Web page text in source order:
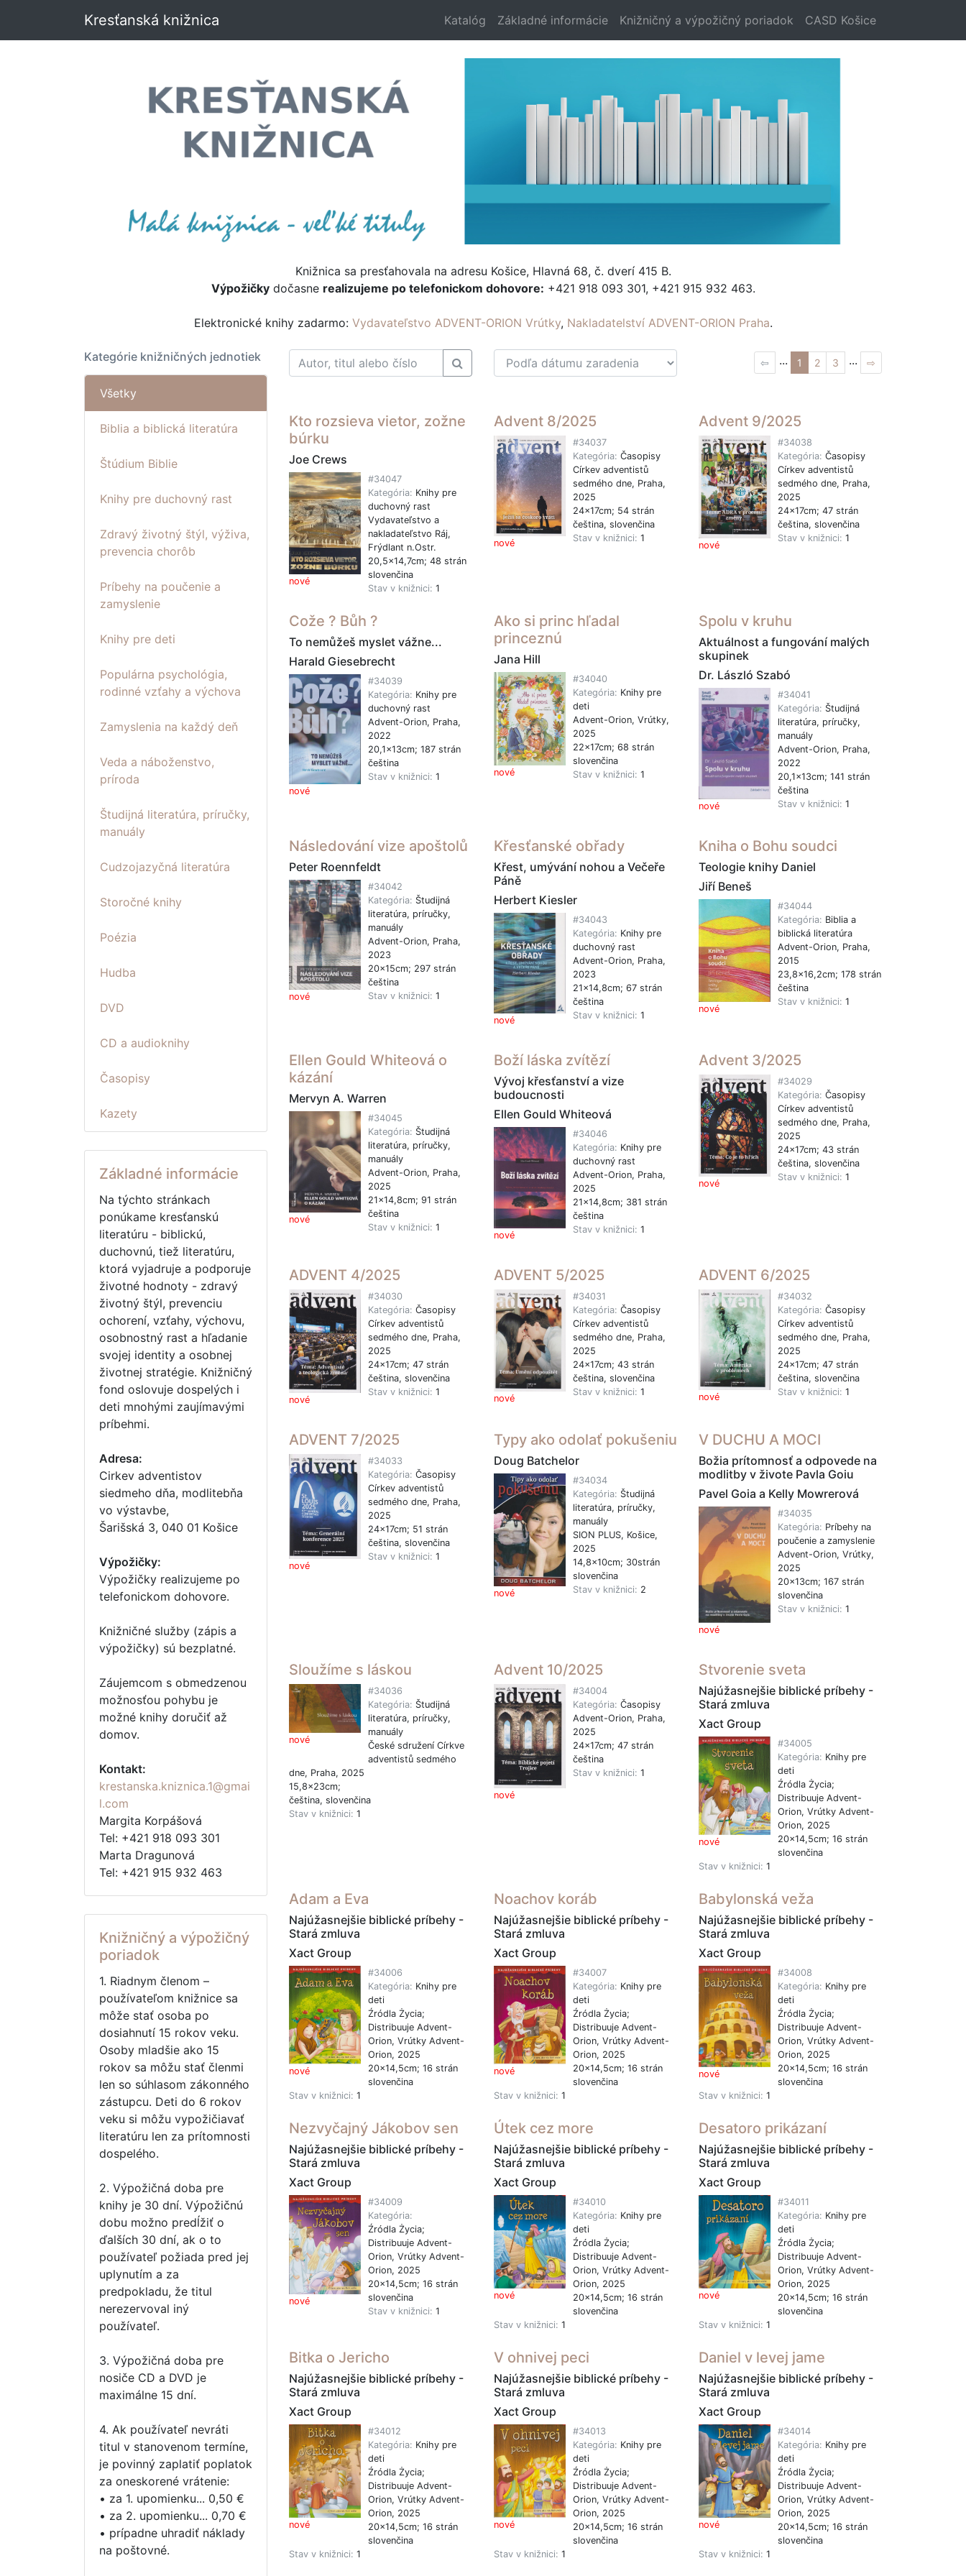
Kresťanská knižnica Katalóg Základné informácie Knižničný a výpožičný poriadok CASD Košice
Knižnica sa presťahovala na adresu Košice, Hlavná 68, č. dverí 415 B.
Výpožičkydočasne realizujeme po telefonickom dohovore: +421 918 093 301, +421 915 932 463.
Elektronické knihy zadarmo: Vydavateľstvo ADVENT-ORION Vrútky, Nakladatelství ADVENT-ORION Praha.
Kategórie knižničných jednotiek
Všetky
Biblia a biblická literatúra
Štúdium Biblie
Knihy pre duchovný rast
Zdravý životný štýl, výživa,
prevencia chorôb
Príbehy na poučenie a
zamyslenie
Knihy pre deti
Populárna psychológia,
rodinné vzťahy a výchova
Zamyslenia na každý deň
Veda a náboženstvo,
príroda
Študijná literatúra, príručky,
manuály
Cudzojazyčná literatúra
Storočné knihy
Poézia
Hudba
DVD
CD a audioknihy
Časopisy
Kazety
Základné informácie
Na týchto stránkach
ponúkame kresťanskú
literatúru - biblickú,
duchovnú, tiež literatúru,
ktorá vyjadruje a podporuje
životné hodnoty - zdravý
životný štýl, prevenciu
ochorení, vzťahy, výchovu,
osobnostný rast a hľadanie
svojej identity a osobnej
životnej stratégie. Knižničný
fond oslovuje dospelých i
deti mnohými zaujímavými
príbehmi.
Adresa:
Cirkev adventistov
siedmeho dňa, modlitebňa
vo výstavbe,
Šarišská 3, 040 01 Košice
Výpožičky:
Výpožičky realizujeme po
telefonickom dohovore.
Knižničné služby (zápis a
výpožičky) sú bezplatné.
Záujemcom s obmedzenou
možnosťou pohybu je
možné knihy doručiť až
domov.
Kontakt:
krestanska.kniznica.1@gmai
l.com
Margita Korpášová
Tel: +421 918 093 301
Marta Dragunová
Tel: +421 915 932 463
Knižničný a výpožičný
poriadok
1. Riadnym členom –
používateľom knižnice sa
môže stať osoba po
dosiahnutí 15 rokov veku.
Osoby mladšie ako 15
rokov sa môžu stať členmi
len so súhlasom zákonného
zástupcu. Deti do 6 rokov
veku si môžu vypožičiavať
literatúru len za prítomnosti
dospelého.
2. Výpožičná doba pre
knihy je 30 dní. Výpožičnú
dobu možno predĺžiť o
ďalších 30 dní, ak o to
používateľ požiada pred jej
uplynutím a za
predpokladu, že titul
nerezervoval iný
používateľ.
3. Výpožičná doba pre
nosiče CD a DVD je
maximálne 15 dní.
4. Ak používateľ nevráti
titul v stanovenom termíne,
je povinný zaplatiť poplatok
za oneskorené vrátenie:
• za 1. upomienku... 0,50 €
• za 2. upomienku... 0,70 €
• prípadne uhradiť náklady
na poštovné.
⇦ ... 1 2 3 ... ⇨
Kto rozsieva vietor, zožne
búrku
Joe Crews
nové
#34047
Kategória: Knihy pre
duchovný rast
Vydavateľstvo a
nakladateľstvo Ráj,
Frýdlant n.Ostr.
20,5x14,7cm; 48 strán
slovenčina
Stav v knižnici: 1
Advent 8/2025
nové
#34037
Kategória: Časopisy
Církev adventistů
sedmého dne, Praha,
2025
24x17cm; 54 strán
čeština, slovenčina
Stav v knižnici: 1
Advent 9/2025
nové
#34038
Kategória: Časopisy
Církev adventistů
sedmého dne, Praha,
2025
24x17cm; 47 strán
čeština, slovenčina
Stav v knižnici: 1
Cože ? Bůh ?
To nemůžeš myslet vážne...
Harald Giesebrecht
nové
#34039
Kategória: Knihy pre
duchovný rast
Advent-Orion, Praha,
2022
20,1x13cm; 187 strán
čeština
Stav v knižnici: 1
Ako si princ hľadal
princeznú
Jana Hill
nové
#34040
Kategória: Knihy pre
deti
Advent-Orion, Vrútky,
2025
22x17cm; 68 strán
slovenčina
Stav v knižnici: 1
Spolu v kruhu
Aktuálnost a fungování malých
skupinek
Dr. László Szabó
nové
#34041
Kategória: Študijná
literatúra, príručky,
manuály
Advent-Orion, Praha,
2022
20,1x13cm; 141 strán
čeština
Stav v knižnici: 1
Následování vize apoštolů
Peter Roennfeldt
nové
#34042
Kategória: Študijná
literatúra, príručky,
manuály
Advent-Orion, Praha,
2023
20x15cm; 297 strán
čeština
Stav v knižnici: 1
Křesťanské obřady
Křest, umývání nohou a Večeře
Páně
Herbert Kiesler
nové
#34043
Kategória: Knihy pre
duchovný rast
Advent-Orion, Praha,
2023
21x14,8cm; 67 strán
čeština
Stav v knižnici: 1
Kniha o Bohu soudci
Teologie knihy Daniel
Jiří Beneš
nové
#34044
Kategória: Biblia a
biblická literatúra
Advent-Orion, Praha,
2015
23,8x16,2cm; 178 strán
čeština
Stav v knižnici: 1
Ellen Gould Whiteová o
kázání
Mervyn A. Warren
nové
#34045
Kategória: Študijná
literatúra, príručky,
manuály
Advent-Orion, Praha,
2025
21x14,8cm; 91 strán
čeština
Stav v knižnici: 1
Boží láska zvítězí
Vývoj křesťanství a vize
budoucnosti
Ellen Gould Whiteová
nové
#34046
Kategória: Knihy pre
duchovný rast
Advent-Orion, Praha,
2025
21x14,8cm; 381 strán
čeština
Stav v knižnici: 1
Advent 3/2025
nové
#34029
Kategória: Časopisy
Církev adventistů
sedmého dne, Praha,
2025
24x17cm; 43 strán
čeština, slovenčina
Stav v knižnici: 1
ADVENT 4/2025
nové
#34030
Kategória: Časopisy
Církev adventistů
sedmého dne, Praha,
2025
24x17cm; 47 strán
čeština, slovenčina
Stav v knižnici: 1
ADVENT 5/2025
nové
#34031
Kategória: Časopisy
Církev adventistů
sedmého dne, Praha,
2025
24x17cm; 43 strán
čeština, slovenčina
Stav v knižnici: 1
ADVENT 6/2025
nové
#34032
Kategória: Časopisy
Církev adventistů
sedmého dne, Praha,
2025
24x17cm; 47 strán
čeština, slovenčina
Stav v knižnici: 1
ADVENT 7/2025
nové
#34033
Kategória: Časopisy
Církev adventistů
sedmého dne, Praha,
2025
24x17cm; 51 strán
čeština, slovenčina
Stav v knižnici: 1
Typy ako odolať pokušeniu
Doug Batchelor
nové
#34034
Kategória: Študijná
literatúra, príručky,
manuály
SION PLUS, Košice,
2025
14,8x10cm; 30strán
slovenčina
Stav v knižnici: 2
V DUCHU A MOCI
Božia prítomnosť a odpovede na
modlitby v živote Pavla Goiu
Pavel Goia a Kelly Mowrerová
nové
#34035
Kategória: Príbehy na
poučenie a zamyslenie
Advent-Orion, Vrútky,
2025
20x13cm; 167 strán
slovenčina
Stav v knižnici: 1
Sloužíme s láskou
nové
#34036
Kategória: Študijná
literatúra, príručky,
manuály
České sdružení Církve
adventistů sedmého
dne, Praha, 2025
15,8x23cm;
čeština, slovenčina
Stav v knižnici: 1
Advent 10/2025
nové
#34004
Kategória: Časopisy
Advent-Orion, Praha,
2025
24x17cm; 47 strán
čeština
Stav v knižnici: 1
Stvorenie sveta
Najúžasnejšie biblické príbehy -
Stará zmluva
Xact Group
nové
#34005
Kategória: Knihy pre
deti
Źródla Życia;
Distribuuje Advent-
Orion, Vrútky Advent-
Orion, 2025
20x14,5cm; 16 strán
slovenčina
Stav v knižnici: 1
Adam a Eva
Najúžasnejšie biblické príbehy -
Stará zmluva
Xact Group
nové
#34006
Kategória: Knihy pre
deti
Źródla Życia;
Distribuuje Advent-
Orion, Vrútky Advent-
Orion, 2025
20x14,5cm; 16 strán
slovenčina
Stav v knižnici: 1
Noachov koráb
Najúžasnejšie biblické príbehy -
Stará zmluva
Xact Group
nové
#34007
Kategória: Knihy pre
deti
Źródla Życia;
Distribuuje Advent-
Orion, Vrútky Advent-
Orion, 2025
20x14,5cm; 16 strán
slovenčina
Stav v knižnici: 1
Babylonská veža
Najúžasnejšie biblické príbehy -
Stará zmluva
Xact Group
nové
#34008
Kategória: Knihy pre
deti
Źródla Życia;
Distribuuje Advent-
Orion, Vrútky Advent-
Orion, 2025
20x14,5cm; 16 strán
slovenčina
Stav v knižnici: 1
Nezvyčajný Jákobov sen
Najúžasnejšie biblické príbehy -
Stará zmluva
Xact Group
nové
#34009
Kategória:
Źródla Życia;
Distribuuje Advent-
Orion, Vrútky Advent-
Orion, 2025
20x14,5cm; 16 strán
slovenčina
Stav v knižnici: 1
Útek cez more
Najúžasnejšie biblické príbehy -
Stará zmluva
Xact Group
nové
#34010
Kategória: Knihy pre
deti
Źródla Życia;
Distribuuje Advent-
Orion, Vrútky Advent-
Orion, 2025
20x14,5cm; 16 strán
slovenčina
Stav v knižnici: 1
Desatoro prikázaní
Najúžasnejšie biblické príbehy -
Stará zmluva
Xact Group
nové
#34011
Kategória: Knihy pre
deti
Źródla Życia;
Distribuuje Advent-
Orion, Vrútky Advent-
Orion, 2025
20x14,5cm; 16 strán
slovenčina
Stav v knižnici: 1
Bitka o Jericho
Najúžasnejšie biblické príbehy -
Stará zmluva
Xact Group
nové
#34012
Kategória: Knihy pre
deti
Źródla Życia;
Distribuuje Advent-
Orion, Vrútky Advent-
Orion, 2025
20x14,5cm; 16 strán
slovenčina
Stav v knižnici: 1
V ohnivej peci
Najúžasnejšie biblické príbehy -
Stará zmluva
Xact Group
nové
#34013
Kategória: Knihy pre
deti
Źródla Życia;
Distribuuje Advent-
Orion, Vrútky Advent-
Orion, 2025
20x14,5cm; 16 strán
slovenčina
Stav v knižnici: 1
Daniel v levej jame
Najúžasnejšie biblické príbehy -
Stará zmluva
Xact Group
nové
#34014
Kategória: Knihy pre
deti
Źródla Życia;
Distribuuje Advent-
Orion, Vrútky Advent-
Orion, 2025
20x14,5cm; 16 strán
slovenčina
Stav v knižnici: 1